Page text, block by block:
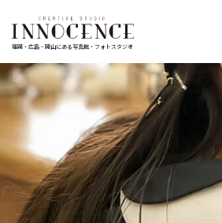
福岡・広島・岡山にある写真館・フォトスタジオ